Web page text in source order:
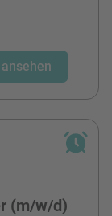
(m/w/d)